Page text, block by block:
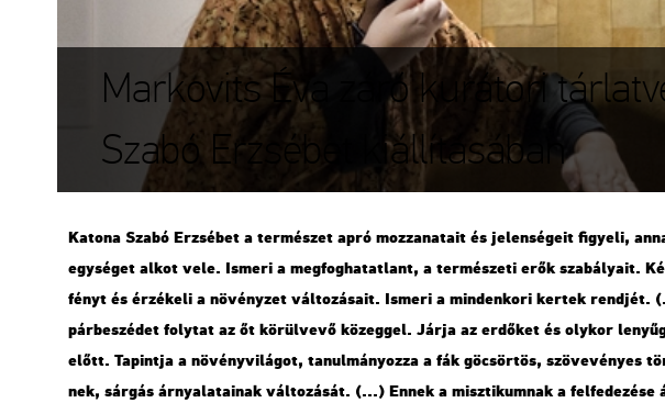
Markovits Éva záró kurátori
Szabó Erzsébet kiállításában
Ka­to­na Szabó Er­zsé­bet a ter­mé­szet apró moz­za­na­ta­it és je­len­sé­ge­it fi­gye­li,
egy­sé­get alkot vele. Is­me­ri a meg­fog­ha­tat­lant, a ter­mé­sze­ti erők sza­bá­lya­it.
fényt és ér­zé­ke­li a nö­vény­zet vál­to­zá­sa­it. Is­me­ri a min­den­ko­ri ker­tek
pár­be­szé­det foly­tat az őt kö­rül­ve­vő kö­zeg­gel. Járja az er­dő­ket és oly­kor
előtt. Ta­pint­ja a nö­vény­vi­lá­got, ta­nul­má­nyoz­za a fák gö­csör­tös, szö­ve­vé­nyes
nek, sár­gás ár­nya­la­ta­i­nak vál­to­zá­sát. (...) Ennek a misz­ti­kum­nak a